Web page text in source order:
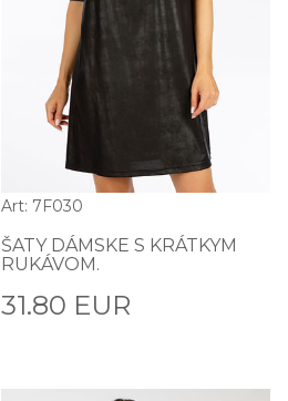
Art: 7F030
ŠATY DÁMSKE S KRÁTKYM
RUKÁVOM.
31.80 EUR